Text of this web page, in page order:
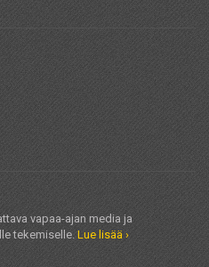
vapaa-ajan media ja
tekemiselle. Lue lisää ›